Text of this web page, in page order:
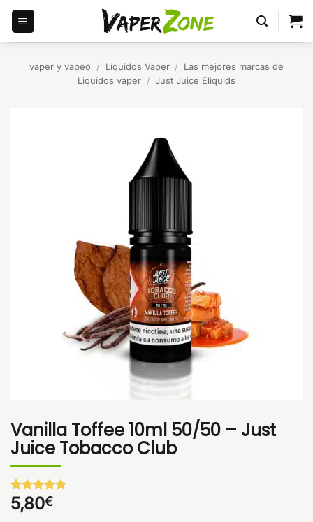
Saltar
contenido
vaper y vapeo / Líquidos Vaper /
Las mejores marcas de
Liquidos vaper / Just Juice Eliquids
Vanilla Toffee 10ml 50/50 – Just
Juice Tobacco Club
Valorado
con5de 5
1
5,80€